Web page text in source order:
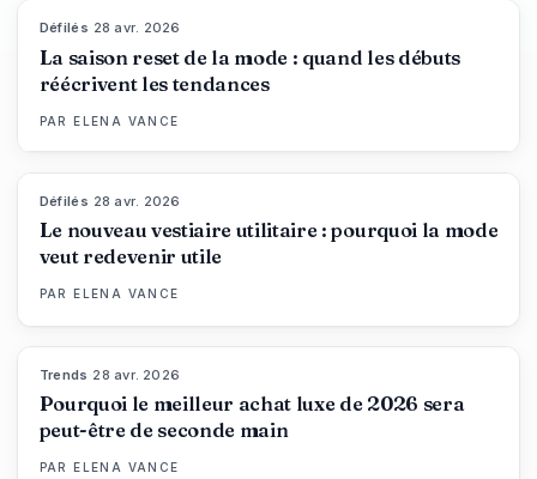
Défilés 28 avr. 2026
La saison reset de la mode : quand les débuts
réécrivent les tendances
PAR ELENA VANCE
Défilés 28 avr. 2026
Le nouveau vestiaire utilitaire : pourquoi la mode
veut redevenir utile
PAR ELENA VANCE
Trends 28 avr. 2026
Pourquoi le meilleur achat luxe de 2026 sera
peut-être de seconde main
PAR ELENA VANCE